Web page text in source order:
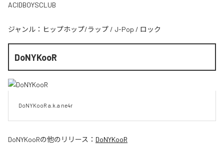
ACIDBOYSCLUB
ジャンル： ヒップホップ/ラップ / J-Pop / ロック
DoNYKooR
DoNYKooR a.k.a ne4r
DoNYKooRの他のリリース： DoNYKooR